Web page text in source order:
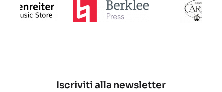
Iscriviti alla newsletter